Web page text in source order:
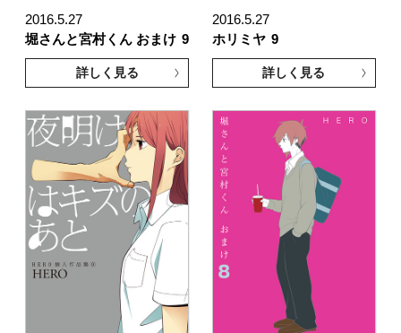
2016.5.27
堀さんと宮村くん おまけ 9
詳しく見る
2016.5.27
ホリミヤ 9
詳しく見る